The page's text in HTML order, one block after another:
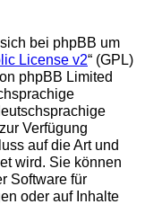
bei phpBB um
License v2“ (GPL)
phpBB Limited
Verfügung
auf die Art und
wird. Sie können
Software für
oder auf Inhalte